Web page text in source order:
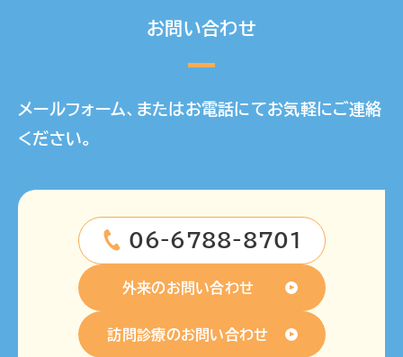
お問い合わせ
メールフォーム、またはお電話にてお気軽にご連絡
ください。
06-6788-8701
外来のお問い合わせ
訪問診療のお問い合わせ